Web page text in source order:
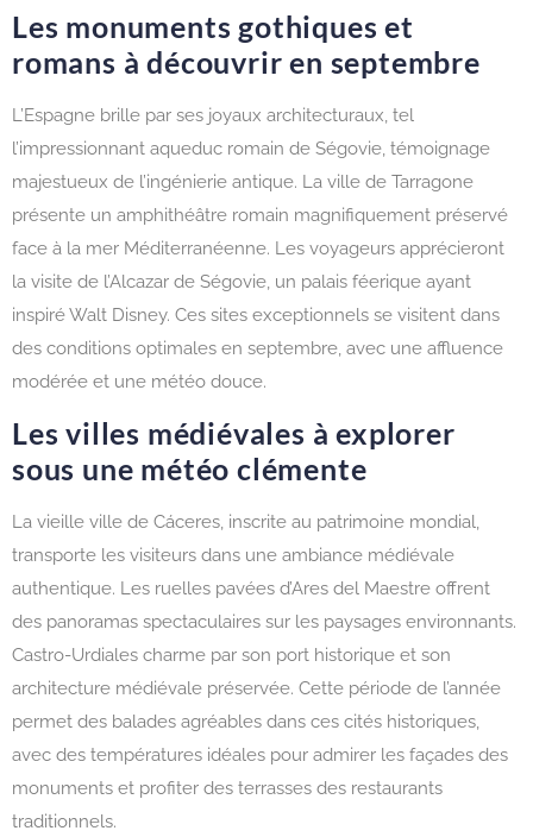
Les monuments gothiques et
romans à découvrir en septembre
L’Espagne brille par ses joyaux architecturaux, tel
l’impressionnant aqueduc romain de Ségovie, témoignage
majestueux de l’ingénierie antique. La ville de Tarragone
présente un amphithéâtre romain magnifiquement préservé
face à la mer Méditerranéenne. Les voyageurs apprécieront
la visite de l’Alcazar de Ségovie, un palais féerique ayant
inspiré Walt Disney. Ces sites exceptionnels se visitent dans
des conditions optimales en septembre, avec une affluence
modérée et une météo douce.
Les villes médiévales à explorer
sous une météo clémente
La vieille ville de Cáceres, inscrite au patrimoine mondial,
transporte les visiteurs dans une ambiance médiévale
authentique. Les ruelles pavées d’Ares del Maestre offrent
des panoramas spectaculaires sur les paysages environnants.
Castro-Urdiales charme par son port historique et son
architecture médiévale préservée. Cette période de l’année
permet des balades agréables dans ces cités historiques,
avec des températures idéales pour admirer les façades des
monuments et profiter des terrasses des restaurants
traditionnels.